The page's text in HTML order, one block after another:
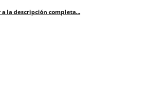
a la descripción completa...